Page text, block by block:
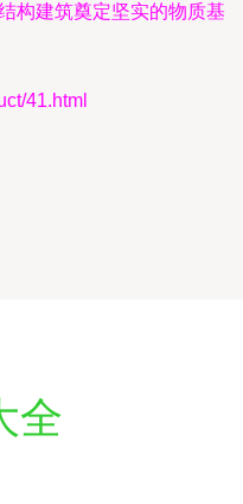
构建筑奠定坚实的物质基
41.html
全